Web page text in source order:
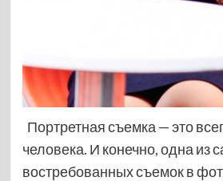
Портретная съемка — это
человека. И конечно, одна из
востребованных съемок в